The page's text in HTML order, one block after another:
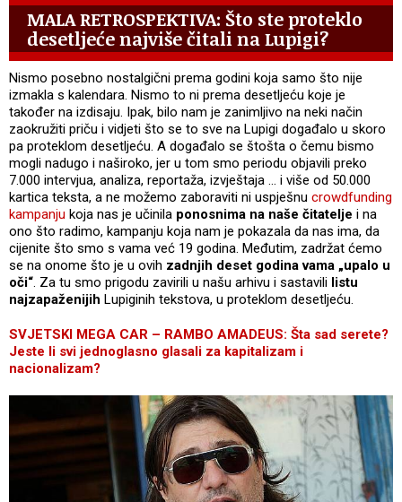
MALA RETROSPEKTIVA: Što ste proteklo
desetljeće najviše čitali na Lupigi?
Nismo posebno nostalgični prema godini koja samo što nije
izmakla s kalendara. Nismo to ni prema desetljeću koje je
također na izdisaju. Ipak, bilo nam je zanimljivo na neki način
zaokružiti priču i vidjeti što se to sve na Lupigi događalo u skoro
pa proteklom desetljeću. A događalo se štošta o čemu bismo
mogli nadugo i naširoko, jer u tom smo periodu objavili preko
7.000 intervjua, analiza, reportaža, izvještaja … i više od 50.000
kartica teksta, a ne možemo zaboraviti ni uspješnu crowdfunding
kampanju koja nas je učinila ponosnima na naše čitatelje i na
ono što radimo, kampanju koja nam je pokazala da nas ima, da
cijenite što smo s vama već 19 godina. Međutim, zadržat ćemo
se na onome što je u ovih zadnjih deset godina vama „upalo u
oči“. Za tu smo prigodu zavirili u našu arhivu i sastavili listu
najzapaženijih Lupiginih tekstova, u proteklom desetljeću.
SVJETSKI MEGA CAR – RAMBO AMADEUS: Šta sad serete?
Jeste li svi jednoglasno glasali za kapitalizam i
nacionalizam?